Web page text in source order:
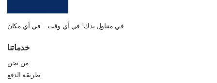
في متناول يدك! في أي وقت .. في أي مكان
خدماتنا
من نحن
طريقة الدفع